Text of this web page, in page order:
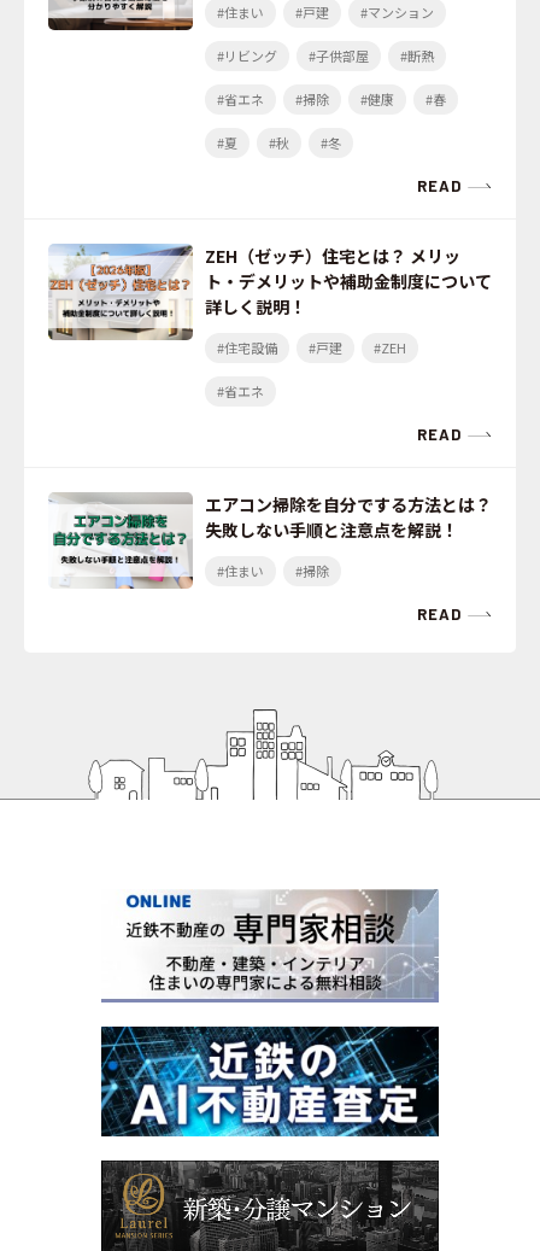
#住まい #戸建 #マンション
#リビング #子供部屋 #断熱
#省エネ #掃除 #健康 #春
#夏 #秋 #冬
READ
ZEH（ゼッチ）住宅とは？ メリッ
ト・デメリットや補助金制度について
詳しく説明！
#住宅設備 #戸建 #ZEH
#省エネ
READ
エアコン掃除を自分でする方法とは？
失敗しない手順と注意点を解説！
#住まい #掃除
READ